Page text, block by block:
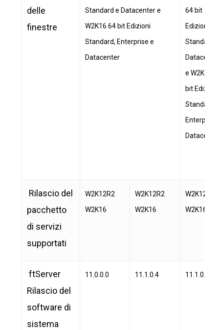
delle
finestre
Standard e Datacenter e
W2K16 64 bit Edizioni
Standard, Enterprise e
Datacenter
64 bit
Edizioni
Standard
e W2K16
bit Edizioni
Standard,
Enterprise
Rilascio del
pacchetto
di servizi
supportati
W2K12R2
W2K16
W2K12R2
W2K16
W2K12R2
W2K16
ftServer
Rilascio del
software di
sistema
11.0.0.0 11.1.0.4 11.1.0.4